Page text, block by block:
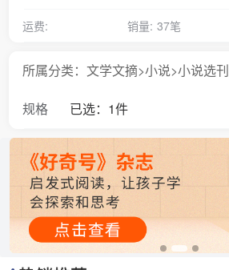
运费: 销量: 37笔
所属分类：文学文摘>小说>小说选刊
规格 已选：1件